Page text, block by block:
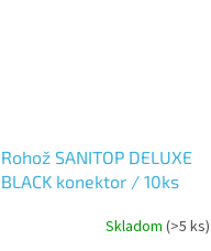
Rohož SANITOP DELUXE
BLACK konektor / 10ks
Skladom (>5 ks)